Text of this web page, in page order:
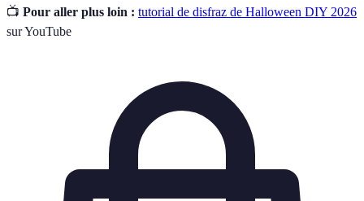
📺 Pour aller plus loin : tutorial de disfraz de Halloween DIY 2026
sur YouTube